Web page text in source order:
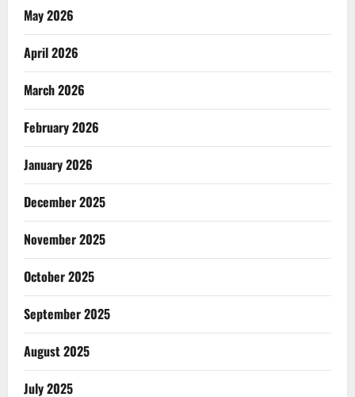
May 2026
April 2026
March 2026
February 2026
January 2026
December 2025
November 2025
October 2025
September 2025
August 2025
July 2025